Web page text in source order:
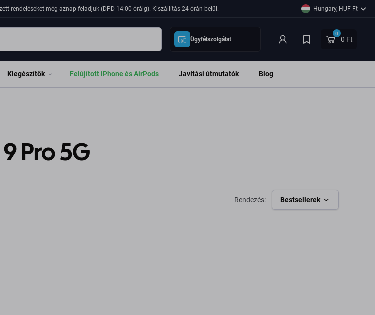
rendeléseket még aznap feladjuk (DPD 14:00 óráig). Kiszállítás 24 órán belül. Hungary, HUF Ft
Ügyfélszolgálat
0
0 Ft
Kiegészítők Felújított iPhone és AirPods Javítási útmutatók Blog
Pro 5G
Rendezés: Bestsellerek